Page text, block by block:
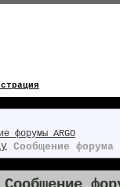
форумы ARGO
Сообщение форума